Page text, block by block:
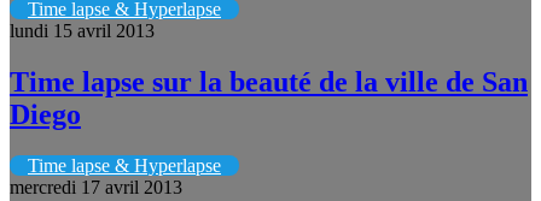
Time lapse & Hyperlapse
lundi 15 avril 2013
Time lapse sur la beauté de la ville de San
Diego
Time lapse & Hyperlapse
mercredi 17 avril 2013